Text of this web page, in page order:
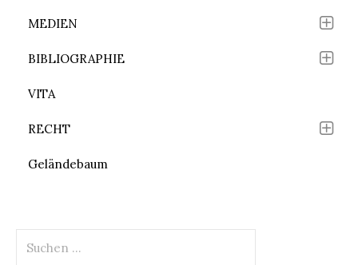
MEDIEN
BIBLIOGRAPHIE
VITA
RECHT
Geländebaum
nach: